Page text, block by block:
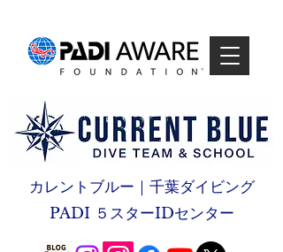
カレントブルー｜千葉ダイビング
PADI ５スターIDセンター